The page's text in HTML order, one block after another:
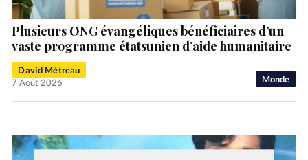
Monde
Plusieurs ONG évangéliques bénéficiaires d’un
vaste programme étatsunien d’aide humanitaire
David Métreau
7 Août 2026